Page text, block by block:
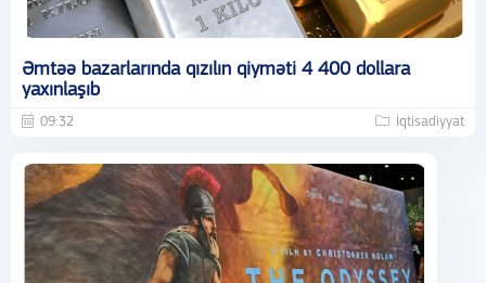
Əmtəə bazarlarında qızılın qiyməti 4 400 dollara
yaxınlaşıb
09:32 İqtisadiyyat